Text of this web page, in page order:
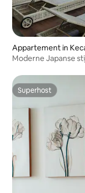
Appartement in
Moderne Japanse
Superhost
Superhost